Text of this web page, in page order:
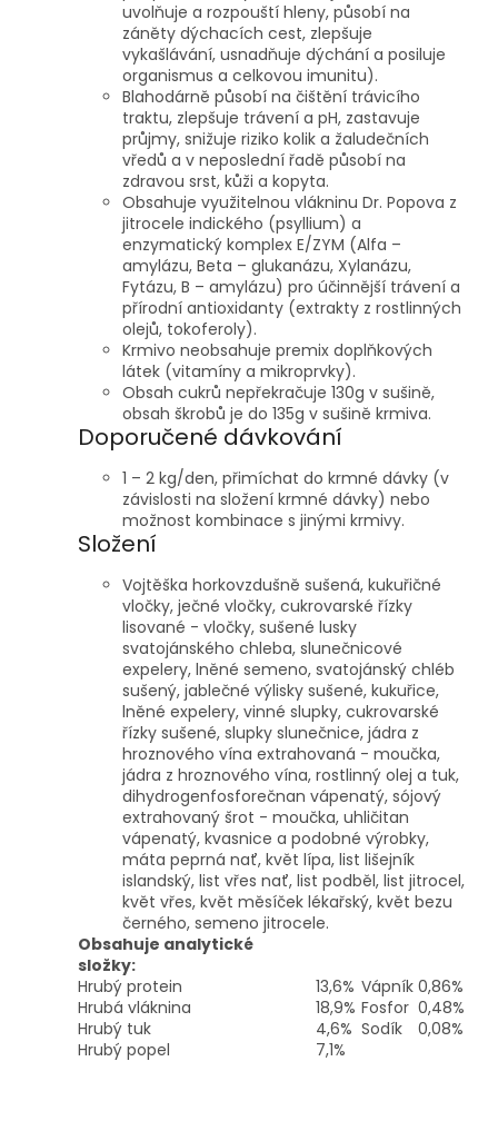
uvolňuje a rozpouští hleny, působí na
záněty dýchacích cest, zlepšuje
vykašlávání, usnadňuje dýchání a posiluje
organismus a celkovou imunitu).
Blahodárně působí na čištění trávicího
traktu, zlepšuje trávení a pH, zastavuje
průjmy, snižuje riziko kolik a žaludečních
vředů a v neposlední řadě působí na
zdravou srst, kůži a kopyta.
Obsahuje využitelnou vlákninu Dr. Popova z
jitrocele indického (psyllium) a
enzymatický komplex E/ZYM (Alfa –
amylázu, Beta – glukanázu, Xylanázu,
Fytázu, B – amylázu) pro účinnější trávení a
přírodní antioxidanty (extrakty z rostlinných
olejů, tokoferoly).
Krmivo neobsahuje premix doplňkových
látek (vitamíny a mikroprvky).
Obsah cukrů nepřekračuje 130g v sušině,
obsah škrobů je do 135g v sušině krmiva.
Doporučené dávkování
1 – 2 kg/den, přimíchat do krmné dávky (v
závislosti na složení krmné dávky) nebo
možnost kombinace s jinými krmivy.
Složení
Vojtěška horkovzdušně sušená, kukuřičné
vločky, ječné vločky, cukrovarské řízky
lisované - vločky, sušené lusky
svatojánského chleba, slunečnicové
expelery, lněné semeno, svatojánský chléb
sušený, jablečné výlisky sušené, kukuřice,
lněné expelery, vinné slupky, cukrovarské
řízky sušené, slupky slunečnice, jádra z
hroznového vína extrahovaná - moučka,
jádra z hroznového vína, rostlinný olej a tuk,
dihydrogenfosforečnan vápenatý, sójový
extrahovaný šrot - moučka, uhličitan
vápenatý, kvasnice a podobné výrobky,
máta peprná nať, květ lípa, list lišejník
islandský, list vřes nať, list podběl, list jitrocel,
květ vřes, květ měsíček lékařský, květ bezu
černého, semeno jitrocele.
Obsahuje analytické
složky:
Hrubý protein
13,6% Vápník 0,86%
Hrubá vláknina
18,9% Fosfor 0,48%
Hrubý tuk
4,6% Sodík
0,08%
Hrubý popel
7,1%